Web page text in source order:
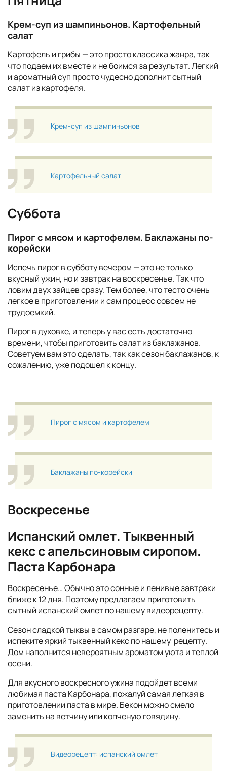
Крем-суп из шампиньонов. Картофельный
салат
Картофель и грибы — это просто классика жанра, так
что подаем их вместе и не боимся за результат. Легкий
и ароматный суп просто чудесно дополнит сытный
салат из картофеля.
Крем-суп из шампиньонов
Картофельный салат
Суббота
Пирог с мясом и картофелем. Баклажаны по-
корейски
Испечь пирог в субботу вечером — это не только
вкусный ужин, но и завтрак на воскресенье. Так что
ловим двух зайцев сразу. Тем более, что тесто очень
легкое в приготовлении и сам процесс совсем не
трудоемкий.
Пирог в духовке, и теперь у вас есть достаточно
времени, чтобы приготовить салат из баклажанов.
Советуем вам это сделать, так как сезон баклажанов, к
сожалению, уже подошел к концу.
Пирог с мясом и картофелем
Баклажаны по-корейски
Воскресенье
Испанский омлет. Тыквенный
кекс с апельсиновым сиропом.
Паста Карбонара
Воскресенье… Обычно это сонные и ленивые завтраки
ближе к 12 дня. Поэтому предлагаем приготовить
сытный испанский омлет по нашему видеорецепту.
Сезон сладкой тыквы в самом разгаре, не поленитесь и
испеките яркий тыквенный кекс по нашему рецепту.
Дом наполнится невероятным ароматом уюта и теплой
осени.
Для вкусного воскресного ужина подойдет всеми
любимая паста Карбонара, пожалуй самая легкая в
приготовлении паста в мире. Бекон можно смело
заменить на ветчину или копченую говядину.
Видеорецепт: испанский омлет